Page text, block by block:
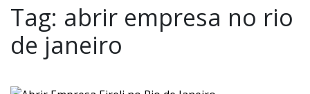
Tag: abrir empresa no rio
de janeiro